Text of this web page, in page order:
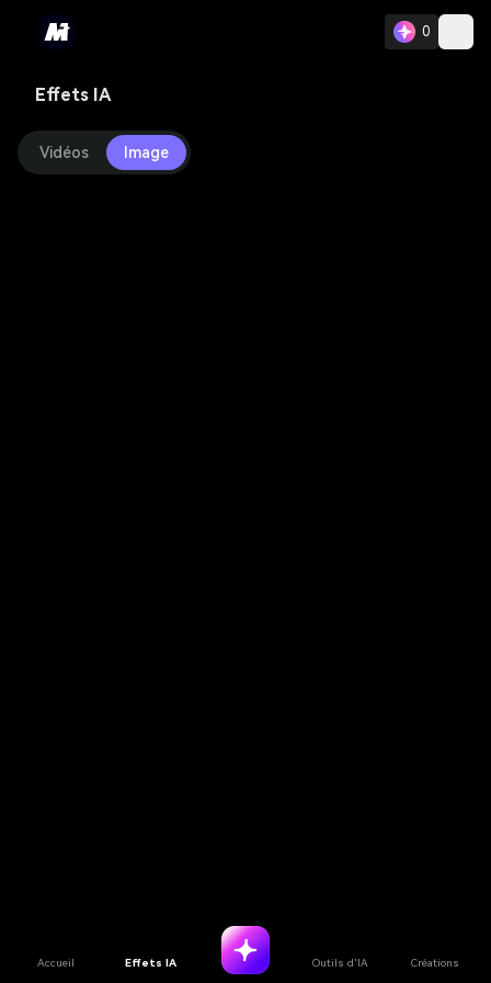
0
Effets IA
Vidéos Image
Accueil Effets IA Outils d'IA Créations